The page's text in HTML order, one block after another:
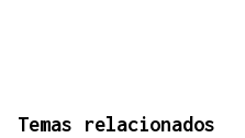
Temas relacionados